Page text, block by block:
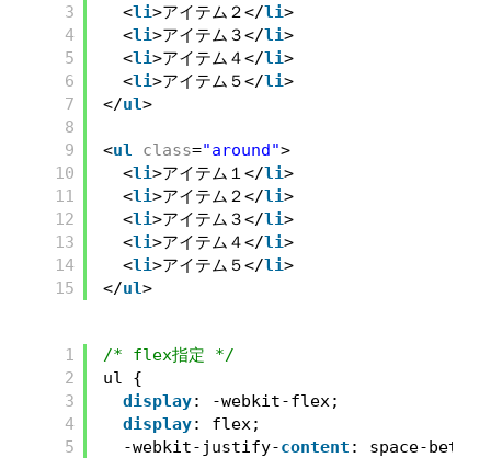
3
4
5
6
7
8
9
10
11
12
13
14
15
<li>アイテム２</li>
<li>アイテム３</li>
<li>アイテム４</li>
<li>アイテム５</li>
</ul>
<ul class="around">
<li>アイテム１</li>
<li>アイテム２</li>
<li>アイテム３</li>
<li>アイテム４</li>
<li>アイテム５</li>
</ul>
1
2
3
4
5
/* flex指定 */
ul {
display: -webkit-flex;
display: flex;
-webkit-justify-content : space-